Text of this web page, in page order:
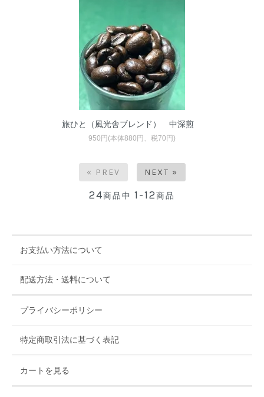
旅ひと（風光舎ブレンド） 中深煎
950円(本体880円、税70円)
« PREV NEXT »
24商品中 1-12商品
お支払い方法について
配送方法・送料について
プライバシーポリシー
特定商取引法に基づく表記
カートを見る